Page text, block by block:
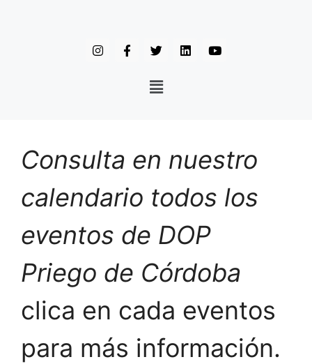
Consulta en nuestro
calendario todos los
eventos de DOP
Priego de Córdoba
clica en cada eventos
para más información.